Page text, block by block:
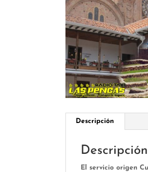
Descripción
Descripción
El servicio origen